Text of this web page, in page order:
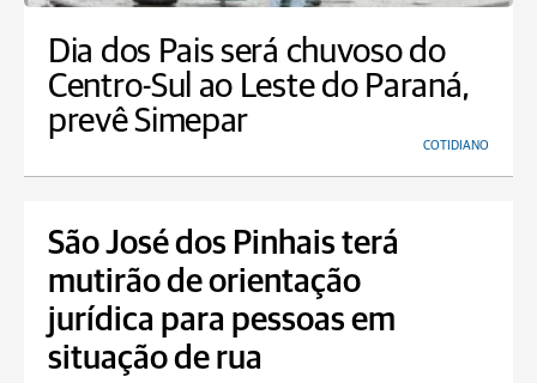
Dia dos Pais será chuvoso do
Centro-Sul ao Leste do Paraná,
prevê Simepar
COTIDIANO
São José dos Pinhais terá
mutirão de orientação
jurídica para pessoas em
situação de rua